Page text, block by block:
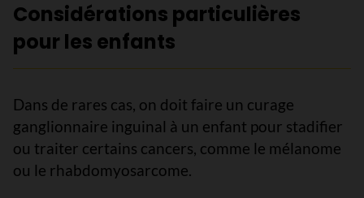
Considérations particulières
pour les enfants
Dans de rares cas, on doit faire un curage
ganglionnaire inguinal à un enfant pour stadifier
ou traiter certains cancers, comme le mélanome
ou le rhabdomyosarcome.